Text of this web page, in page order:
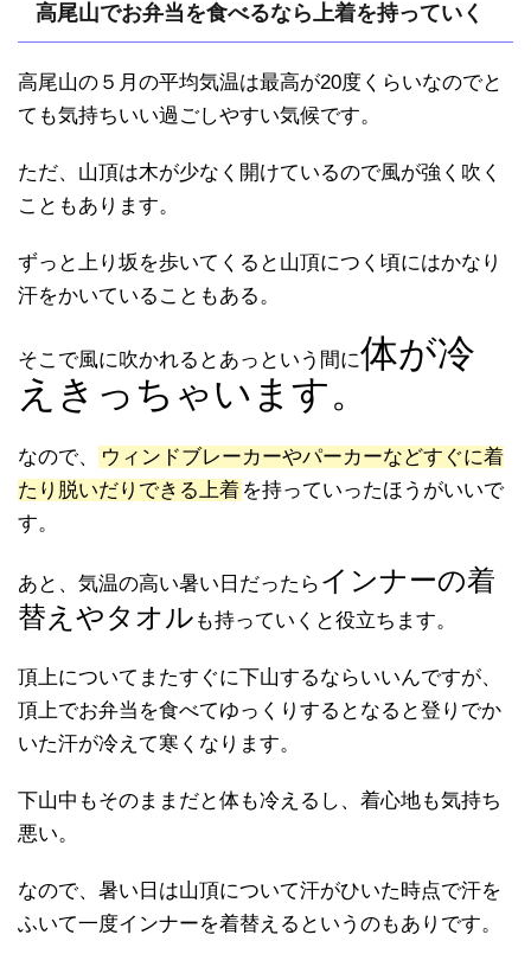
高尾山でお弁当を食べるなら上着を持っていく
高尾山の５月の平均気温は最高が20度くらいなのでと
ても気持ちいい過ごしやすい気候です。
ただ、山頂は木が少なく開けているので風が強く吹く
こともあります。
ずっと上り坂を歩いてくると山頂につく頃にはかなり
汗をかいていることもある。
そこで風に吹かれるとあっという間に体が冷
えきっちゃいます。
なので、
ウィンドブレーカーやパーカーなどすぐに着
たり脱いだりできる上着 を持っていったほうがいいで
す。
あと、気温の高い暑い日だったら インナーの着
替えやタオル も持っていくと役立ちます。
頂上についてまたすぐに下山するならいいんですが、
頂上でお弁当を食べてゆっくりするとなると登りでか
いた汗が冷えて寒くなります。
下山中もそのままだと体も冷えるし、着心地も気持ち
悪い。
なので、暑い日は山頂について汗がひいた時点で汗を
ふいて一度インナーを着替えるというのもありです。